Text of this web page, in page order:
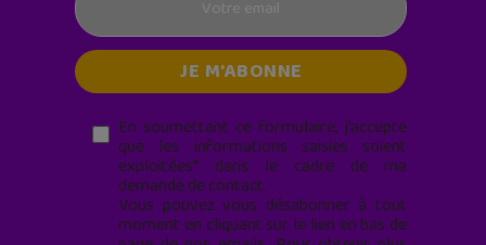
En soumettant ce formulaire, j’accepte
que les informations saisies soient
exploitées* dans le cadre de ma
demande de contact.
Vous pouvez vous désabonner à tout
moment en cliquant sur le lien en bas de